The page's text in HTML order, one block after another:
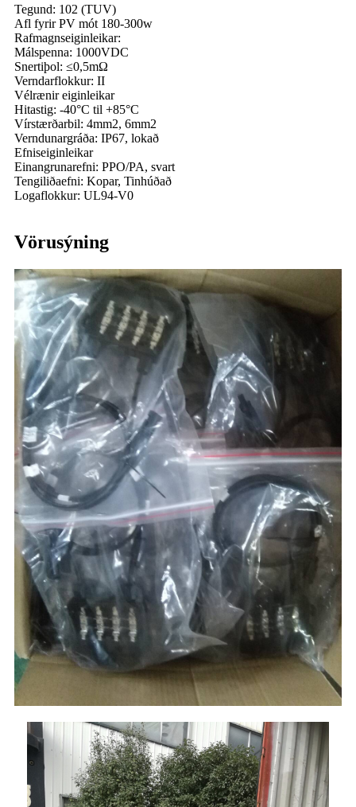
Tegund: 102 (TUV)
Afl fyrir PV mót 180-300w
Rafmagnseiginleikar:
Málspenna: 1000VDC
Snertiþol: ≤0,5mΩ
Verndarflokkur: II
Vélrænir eiginleikar
Hitastig: -40°C til +85°C
Vírstærðarbil: 4mm2, 6mm2
Verndunargráða: IP67, lokað
Efniseiginleikar
Einangrunarefni: PPO/PA, svart
Tengiliðaefni: Kopar, Tinhúðað
Logaflokkur: UL94-V0
Vörusýning